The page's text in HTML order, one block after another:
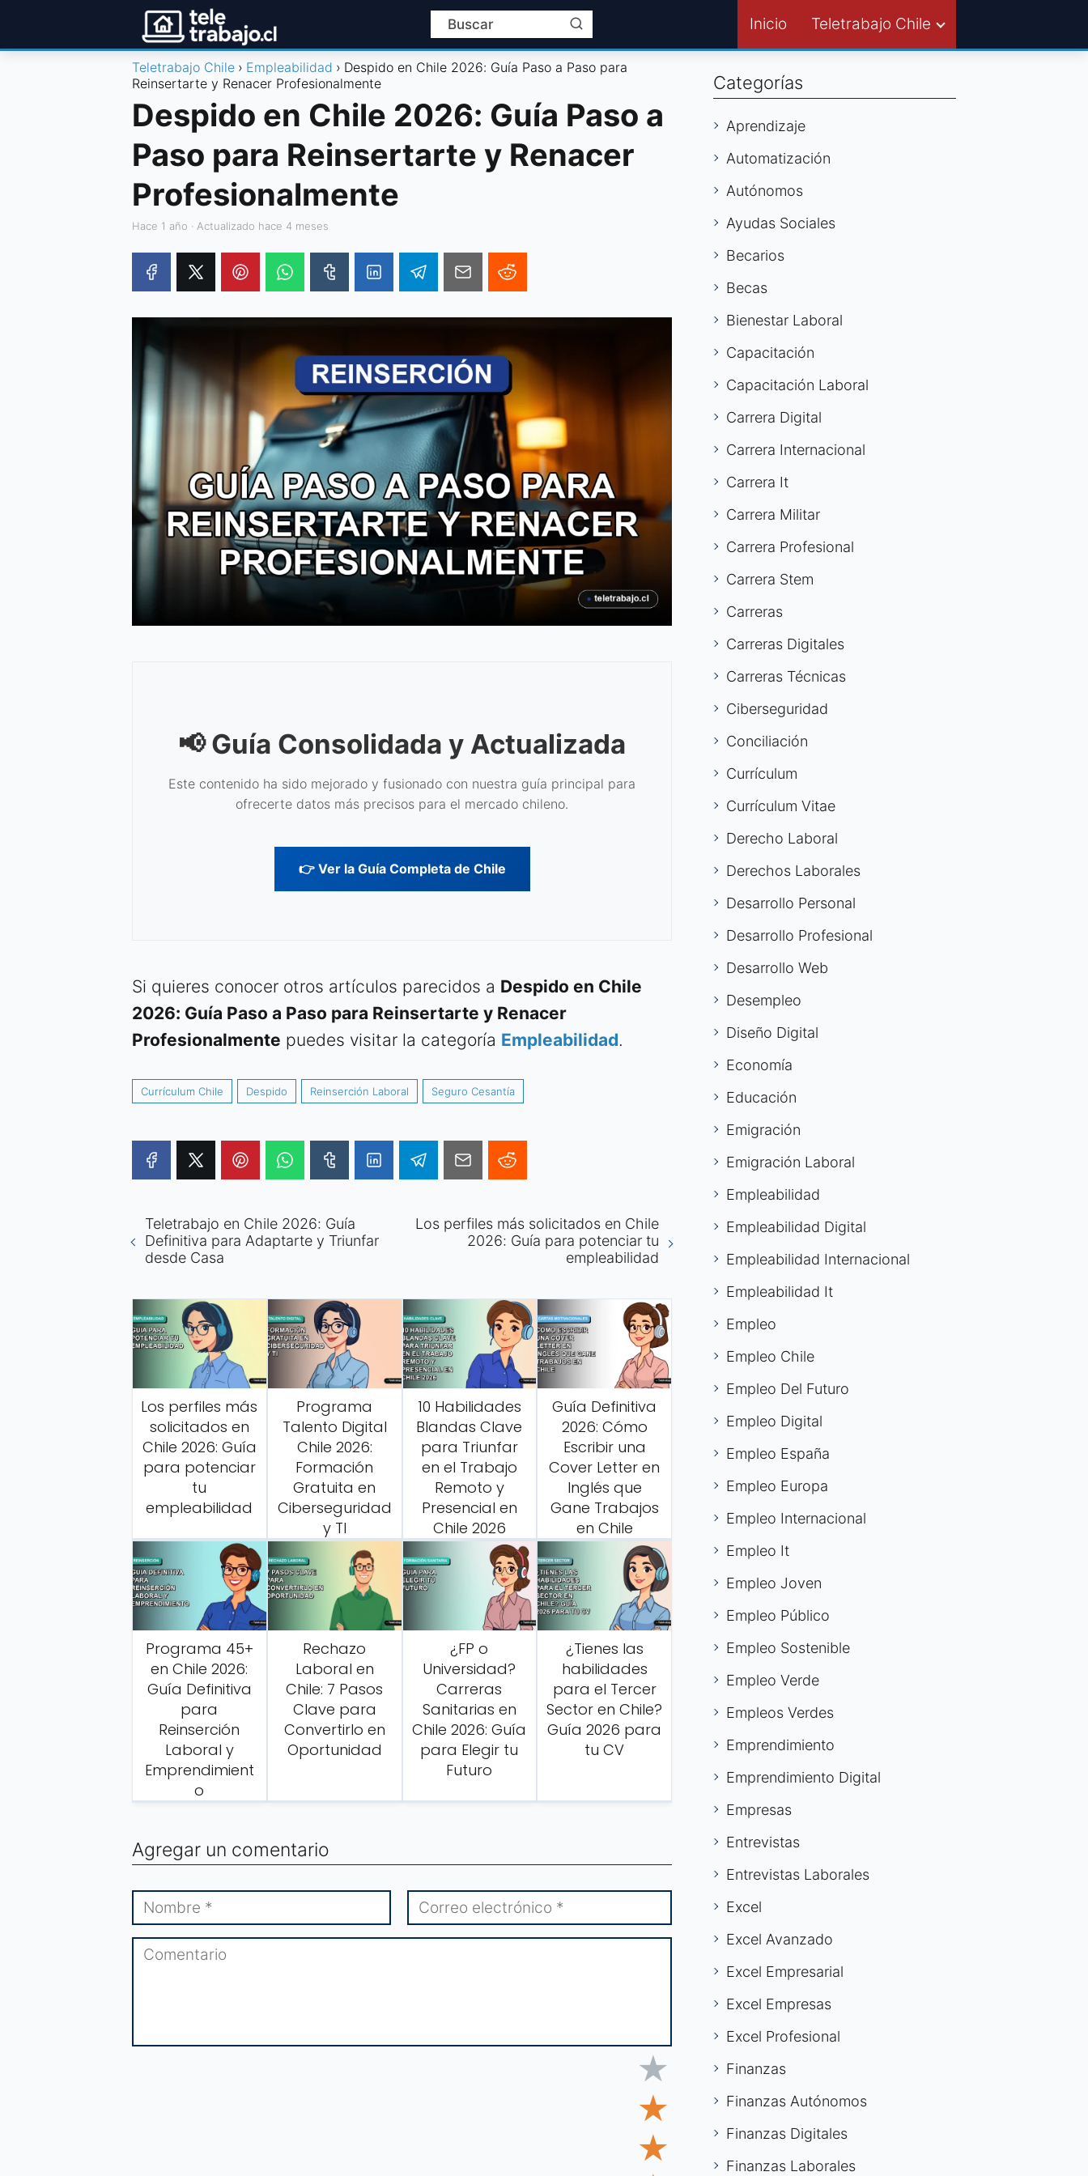
Inicio Teletrabajo Chile
Teletrabajo Chile Empleabilidad
Despido en Chile 2026: Guía Paso a Paso para
Reinsertarte y Renacer Profesionalmente
Despido en Chile 2026: Guía Paso a
Paso para Reinsertarte y Renacer
Profesionalmente
hace 1 año · Actualizado hace 4 meses
📢 Guía Consolidada y Actualizada
Este contenido ha sido mejorado y fusionado con nuestra guía principal para
ofrecerte datos más precisos para el mercado chileno.
👉 Ver la Guía Completa de Chile
Si quieres conocer otros artículos parecidos a Despido en Chile
2026: Guía Paso a Paso para Reinsertarte y Renacer
Profesionalmente puedes visitar la categoría Empleabilidad.
Currículum Chile Despido Reinserción Laboral Seguro Cesantía
Teletrabajo en Chile 2026: Guía
Definitiva para Adaptarte y Triunfar
desde Casa
Los perfiles más solicitados en Chile
2026: Guía para potenciar tu
empleabilidad
Los perfiles más
solicitados en
Chile 2026: Guía
para potenciar
tu
empleabilidad
Programa
Talento Digital
Chile 2026:
Formación
Gratuita en
Ciberseguridad
y TI
10 Habilidades
Blandas Clave
para Triunfar
en el Trabajo
Remoto y
Presencial en
Chile 2026
Guía Definitiva
2026: Cómo
Escribir una
Cover Letter en
Inglés que
Gane Trabajos
en Chile
Programa 45+
en Chile 2026:
Guía Definitiva
para
Reinserción
Laboral y
Emprendimient
o
Rechazo
Laboral en
Chile: 7 Pasos
Clave para
Convertirlo en
Oportunidad
¿FP o
Universidad?
Carreras
Sanitarias en
Chile 2026: Guía
para Elegir tu
Futuro
¿Tienes las
habilidades
para el Tercer
Sector en Chile?
Guía 2026 para
tu CV
Agregar un comentario
★
★
★
Categorías
Aprendizaje
Automatización
Autónomos
Ayudas Sociales
Becarios
Becas
Bienestar Laboral
Capacitación
Capacitación Laboral
Carrera Digital
Carrera Internacional
Carrera It
Carrera Militar
Carrera Profesional
Carrera Stem
Carreras
Carreras Digitales
Carreras Técnicas
Ciberseguridad
Conciliación
Currículum
Currículum Vitae
Derecho Laboral
Derechos Laborales
Desarrollo Personal
Desarrollo Profesional
Desarrollo Web
Desempleo
Diseño Digital
Economía
Educación
Emigración
Emigración Laboral
Empleabilidad
Empleabilidad Digital
Empleabilidad Internacional
Empleabilidad It
Empleo
Empleo Chile
Empleo Del Futuro
Empleo Digital
Empleo España
Empleo Europa
Empleo Internacional
Empleo It
Empleo Joven
Empleo Público
Empleo Sostenible
Empleo Verde
Empleos Verdes
Emprendimiento
Emprendimiento Digital
Empresas
Entrevistas
Entrevistas Laborales
Excel
Excel Avanzado
Excel Empresarial
Excel Empresas
Excel Profesional
Finanzas
Finanzas Autónomos
Finanzas Digitales
Finanzas Laborales